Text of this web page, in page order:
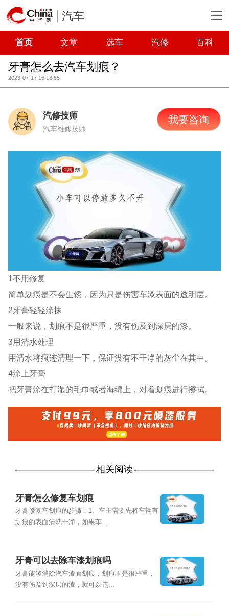
汽车
首页 文章 选车 汽修 百科
牙膏怎么去汽车划痕？
2023-07-17 16:18:55
汽修技师
汽车维修技师
我要咨询
1不用修复
简单划痕是不会生锈，因为只是伤害车漆表面的透明层。
2牙膏轻轻涂抹
一般来说，划痕不是很严重，没有伤及到深层的漆。
3用清水处理
用清水将痕迹清理一下，保证没有不干净的灰尘在其中。
4涂上牙膏
把牙膏涂在打湿的毛巾或者海绵上，对着划痕进行擦拭。
相关阅读
牙膏怎么修复车划痕
牙膏修复车划痕的步骤：1、车主需要先将车辆有
划痕的表面清洗干净，如果车...
牙膏可以去除车漆划痕吗
牙膏能够消除汽车漆面划痕，划痕不是很严重，
没有伤及到深层的漆，就可以选...